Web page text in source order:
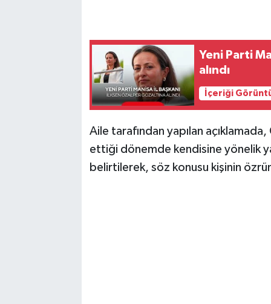
Yeni Parti
alındı
İçeriği
Aile tarafından yapılan
ettiği dönemde kendisine yönelik
belirtilerek, söz konusu kişinin